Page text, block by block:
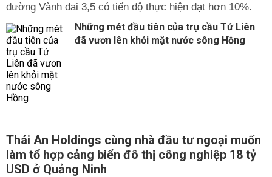
đường Vành đai 3,5 có tiến độ thực hiện đạt hơn 10%.
Những mét đầu tiên của trụ cầu Tứ Liên
đã vươn lên khỏi mặt nước sông Hồng
Thái An Holdings cùng nhà đầu tư ngoại muốn
làm tổ hợp cảng biển đô thị công nghiệp 18 tỷ
USD ở Quảng Ninh